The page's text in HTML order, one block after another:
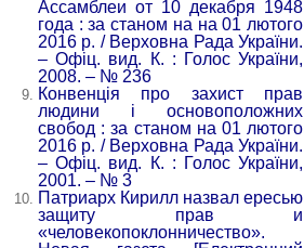
Ассамблеи от 10 декабря 1948
года : за станом на на 01 лютого
2016 р. / Верховна Рада України.
– Офіц. вид. К. : Голос України,
2008. – № 236
Конвенція про захист прав
людини і основоположних
свобод : за станом на 01 лютого
2016 р. / Верховна Рада України.
– Офіц. вид. К. : Голос України,
2001. – № 3
Патриарх Кирилл назвал ересью
защиту прав и
«человекопоклонничество».